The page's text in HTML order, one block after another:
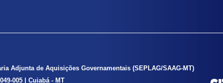
Adjunta de Aquisições Governamentais (SEPLAG/SAAG-MT)
005 | Cuiabá - MT